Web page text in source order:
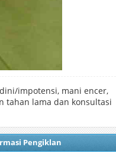
impotensi, mani encer,
tahan lama dan konsultasi
Pengiklan